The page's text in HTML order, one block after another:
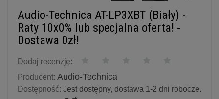
Audio-Technica AT-LP3XBT (Biały) -
Raty 10x0% lub specjalna oferta! -
Dostawa 0zł!
Dodaj recenzję:
Producent: Audio-Technica
Dostępność: Jest dostępny, dostawa 1-2 dni robocze.